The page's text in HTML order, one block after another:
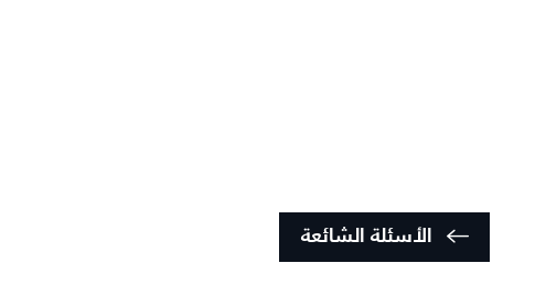
الأسئلة الشائعة